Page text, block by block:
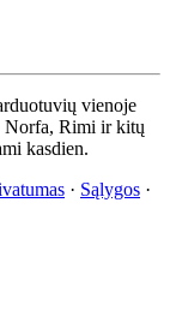
vienoje
Norfa, Rimi ir kitų
kasdien.
· Sąlygos ·